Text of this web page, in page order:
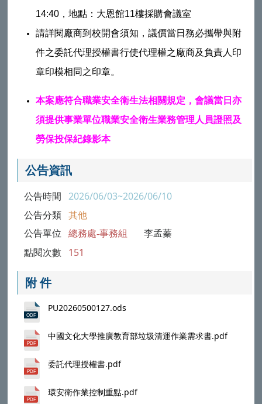
14:40，地點：大恩館11樓採購會議室
請詳閱廠商到校開會須知，議價當日務必攜帶與附
件之委託代理授權書行使代理權之廠商及負責人印
章印模相同之印章。
本案應符合職業安全衛生法相關規定，會議當日亦
須提供事業單位職業安全衛生業務管理人員證照及
勞保投保紀錄影本
公告資訊
公告時間 2026/06/03~2026/06/10
公告分類 其他
公告單位 總務處-事務組 李孟蓁
點閱次數 151
附 件
PU20260500127.ods
中國文化大學推廣教育部垃圾清運作業需求書.pdf
委託代理授權書.pdf
環安衛作業控制重點.pdf